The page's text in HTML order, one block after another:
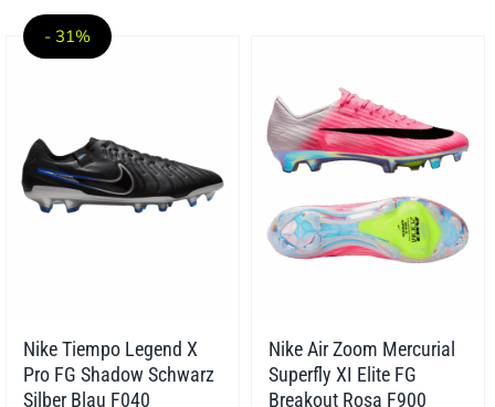
€79.95
- 31%
Nike Tiempo Legend X
Pro FG Shadow Schwarz
Silber Blau F040
Nike Air Zoom Mercurial
Superfly XI Elite FG
Breakout Rosa F900